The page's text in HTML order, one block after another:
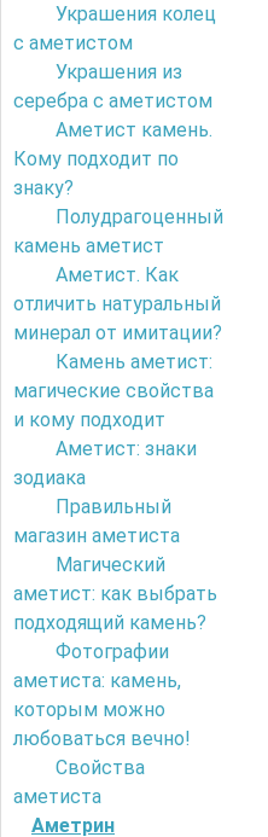
Украшения колец
с аметистом
Украшения из
серебра с аметистом
Аметист камень.
Кому подходит по
знаку?
Полудрагоценный
камень аметист
Аметист. Как
отличить натуральный
минерал от имитации?
Камень аметист:
магические свойства
и кому подходит
Аметист: знаки
зодиака
Правильный
магазин аметиста
Магический
аметист: как выбрать
подходящий камень?
Фотографии
аметиста: камень,
которым можно
любоваться вечно!
Свойства
аметиста
Аметрин